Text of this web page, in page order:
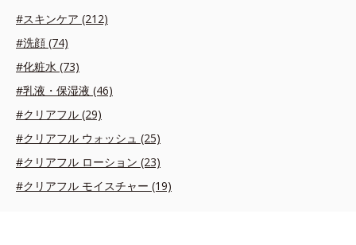
#スキンケア (212)
#洗顔 (74)
#化粧水 (73)
#乳液・保湿液 (46)
#クリアフル (29)
#クリアフル ウォッシュ (25)
#クリアフル ローション (23)
#クリアフル モイスチャー (19)